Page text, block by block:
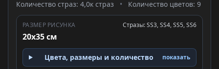
Количество страз: 4,0к страз • Количество цветов: 9
РАЗМЕР РИСУНКА
20x35 см
Стразы: SS3, SS4, SS5, SS6
Цвета, размеры и количество показать